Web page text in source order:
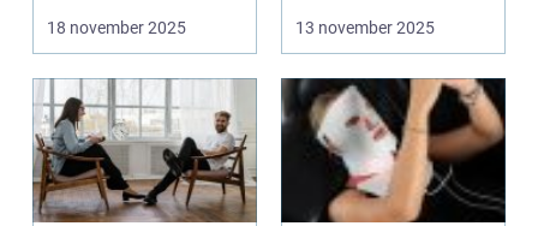
18 november 2025 13 november 2025